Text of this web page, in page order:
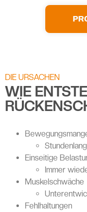
DIE URSACHEN
WIE
Einseitige
Immer
Muskelschwäche
Fehlhaltungen